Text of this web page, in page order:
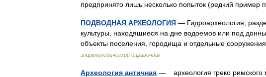
предпринято лишь несколько попыток (редкий
ПОДВОДНАЯ АРХЕОЛОГИЯ — Гидроархеология,
культуры, находящиеся на дне водоемов или под
объекты поселения, городища и отдельные
энциклопедический справочник
Археология античная — археология греко римского